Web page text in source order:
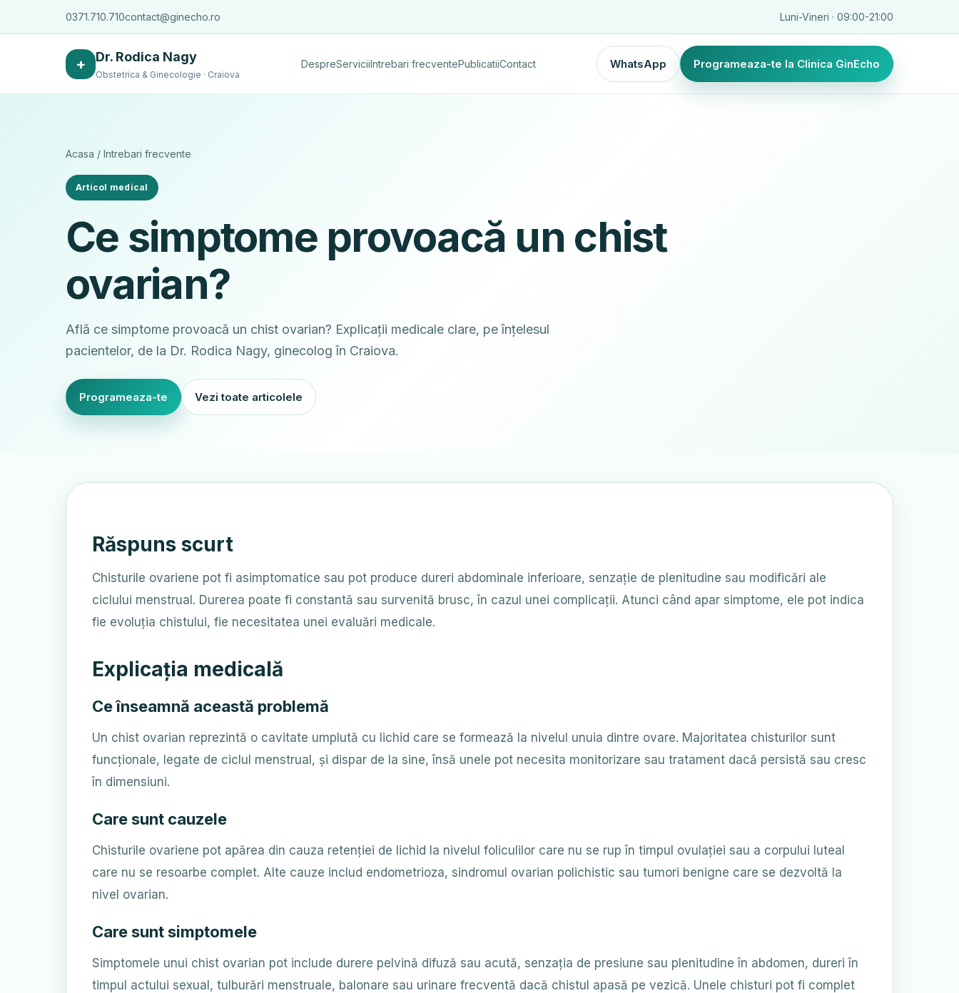
0371.710.710contact@ginecho.ro Luni-Vineri · 09:00-21:00
+ Dr. Rodica Nagy
Obstetrica & Ginecologie · Craiova
DespreServiciiIntrebari frecventePublicatiiContact WhatsApp Programeaza-te la Clinica GinEcho
Acasa / Intrebari frecvente
Articol medical
Ce simptome provoacă un chist
ovarian?
Află ce simptome provoacă un chist ovarian? Explicații medicale clare, pe înțelesul
pacientelor, de la Dr. Rodica Nagy, ginecolog în Craiova.
Programeaza-te Vezi toate articolele
Răspuns scurt
Chisturile ovariene pot fi asimptomatice sau pot produce dureri abdominale inferioare, senzație de plenitudine sau modificări ale
ciclului menstrual. Durerea poate fi constantă sau survenită brusc, în cazul unei complicații. Atunci când apar simptome, ele pot indica
fie evoluția chistului, fie necesitatea unei evaluări medicale.
Explicația medicală
Ce înseamnă această problemă
Un chist ovarian reprezintă o cavitate umplută cu lichid care se formează la nivelul unuia dintre ovare. Majoritatea chisturilor sunt
funcționale, legate de ciclul menstrual, și dispar de la sine, însă unele pot necesita monitorizare sau tratament dacă persistă sau cresc
în dimensiuni.
Care sunt cauzele
Chisturile ovariene pot apărea din cauza retenției de lichid la nivelul foliculilor care nu se rup în timpul ovulației sau a corpului luteal
care nu se resoarbe complet. Alte cauze includ endometrioza, sindromul ovarian polichistic sau tumori benigne care se dezvoltă la
nivel ovarian.
Care sunt simptomele
Simptomele unui chist ovarian pot include durere pelvină difuză sau acută, senzația de presiune sau plenitudine în abdomen, dureri în
timpul actului sexual, tulburări menstruale, balonare sau urinare frecventă dacă chistul apasă pe vezică. Unele chisturi pot fi complet